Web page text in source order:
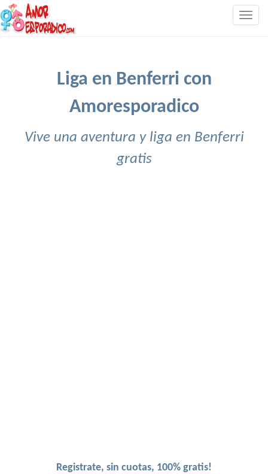
Liga en Benferri con
Amoresporadico
Vive una aventura y liga en Benferri
gratis
Registrate, sin cuotas, 100% gratis!